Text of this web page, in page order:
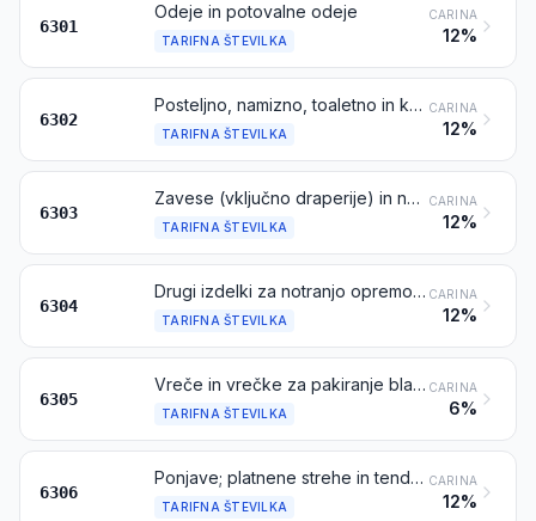
6301
Odeje in potovalne odeje
TARIFNA ŠTEVILKA
CARINA
12%
6302
Posteljno, namizno, toaletno in kuhinjsko perilo
TARIFNA ŠTEVILKA
CARINA
12%
6303
Zavese (vključno draperije) in notranja senčila; volani za zavese ali posteljo
TARIFNA ŠTEVILKA
CARINA
12%
6304
Drugi izdelki za notranjo opremo, brez izdelkov iz tarifne številke 9404
TARIFNA ŠTEVILKA
CARINA
12%
6305
Vreče in vrečke za pakiranje blaga
TARIFNA ŠTEVILKA
CARINA
6%
6306
Ponjave; platnene strehe in tende; šotori (vključno baldahini in podobni izdelki); jadra (za plovila, jadralne deske ali kopenska plovila); izdelki za taborjenje
TARIFNA ŠTEVILKA
CARINA
12%